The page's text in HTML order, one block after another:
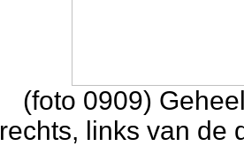
(foto 0909)
rechts, links van de